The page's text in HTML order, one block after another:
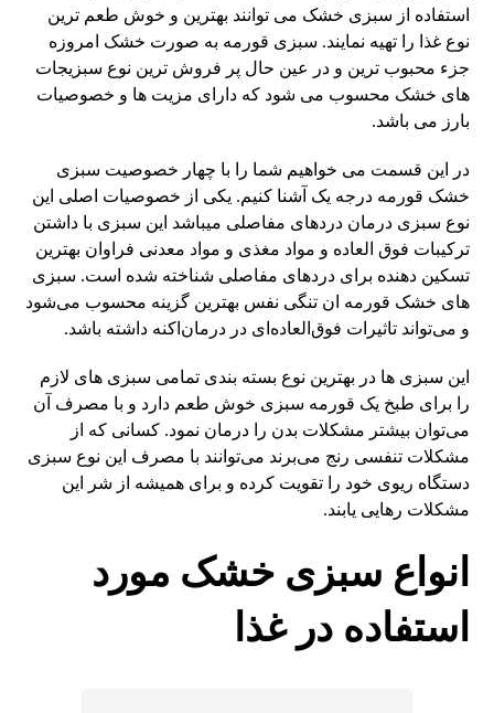
استفاده از سبزی خشک می توانند بهترین و خوش طعم ترین
نوع غذا را تهیه نمایند. سبزی قورمه به صورت خشک امروزه
جزء محبوب ترین و در عین حال پر فروش ترین نوع سبزیجات
های خشک محسوب می شود که دارای مزیت ها و خصوصیات
بارز می باشد.
در این قسمت می خواهیم شما را با چهار خصوصیت سبزی
خشک قورمه درجه یک آشنا کنیم. یکی از خصوصیات اصلی این
نوع سبزی درمان دردهای مفاصلی میباشد این سبزی با داشتن
ترکیبات فوق العاده و مواد مغذی و مواد معدنی فراوان بهترین
تسکین دهنده برای دردهای مفاصلی شناخته شده است. سبزی
های خشک قورمه ان تنگی نفس بهترین گزینه محسوب می‌شود
و می‌تواند تاثیرات فوق‌العاده‌ای در درمان‌اکنه داشته باشد.
این سبزی ها در بهترین نوع بسته بندی تمامی سبزی های لازم
را برای طبخ یک قورمه سبزی خوش طعم دارد و با مصرف آن
می‌توان بیشتر مشکلات بدن را درمان نمود. کسانی که از
مشکلات تنفسی رنج می‌برند می‌توانند با مصرف این نوع سبزی
دستگاه ریوی خود را تقویت کرده و برای همیشه از شر این
مشکلات رهایی یابند.
انواع سبزی خشک مورد
استفاده در غذا